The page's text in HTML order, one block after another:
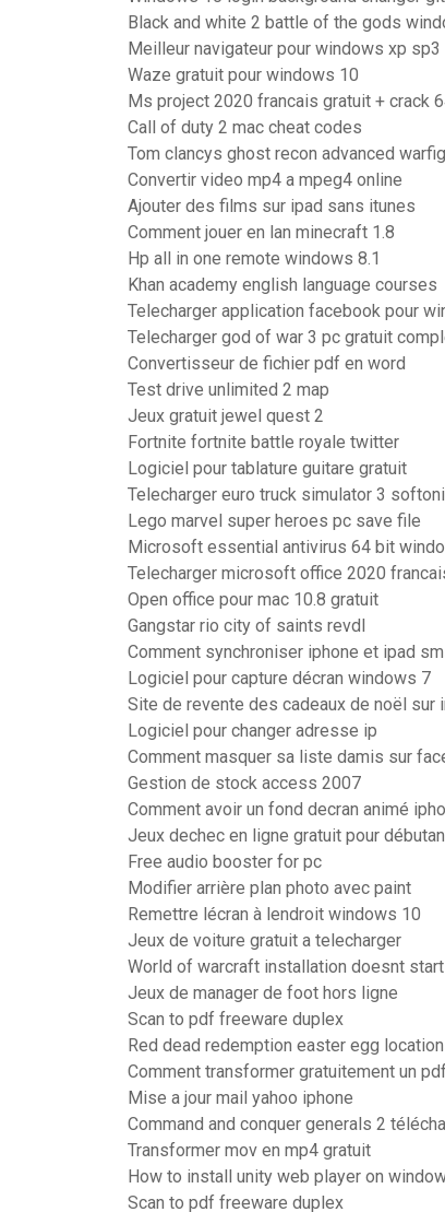
Black and white 2 battle of the gods
Meilleur navigateur pour windows xp sp3
Waze gratuit pour windows 10
Ms project 2020 francais gratuit + crack
Call of duty 2 mac cheat codes
Tom clancys ghost recon advanced
Convertir video mp4 a mpeg4 online
Ajouter des films sur ipad sans itunes
Comment jouer en lan minecraft 1.8
Hp all in one remote windows 8.1
Khan academy english language courses
Telecharger application facebook pour
Telecharger god of war 3 pc gratuit
Convertisseur de fichier pdf en word
Test drive unlimited 2 map
Jeux gratuit jewel quest 2
Fortnite fortnite battle royale twitter
Logiciel pour tablature guitare gratuit
Telecharger euro truck simulator 3
Lego marvel super heroes pc save file
Microsoft essential antivirus 64 bit
Telecharger microsoft office 2020
Open office pour mac 10.8 gratuit
Gangstar rio city of saints revdl
Comment synchroniser iphone et ipad
Logiciel pour capture décran windows 7
Site de revente des cadeaux de noël sur
Logiciel pour changer adresse ip
Comment masquer sa liste damis sur
Gestion de stock access 2007
Comment avoir un fond decran animé
Jeux dechec en ligne gratuit pour
Free audio booster for pc
Modifier arrière plan photo avec paint
Remettre lécran à lendroit windows 10
Jeux de voiture gratuit a telecharger
World of warcraft installation doesnt start
Jeux de manager de foot hors ligne
Scan to pdf freeware duplex
Red dead redemption easter egg
Comment transformer gratuitement un
Mise a jour mail yahoo iphone
Command and conquer generals 2
Transformer mov en mp4 gratuit
How to install unity web player on
Scan to pdf freeware duplex